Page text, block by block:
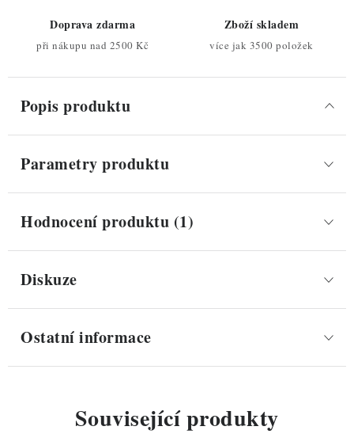
Doprava zdarma
při nákupu nad 2500 Kč
Zboží skladem
více jak 3500 položek
Popis produktu
Parametry produktu
Hodnocení produktu (1)
Diskuze
Ostatní informace
Související produkty